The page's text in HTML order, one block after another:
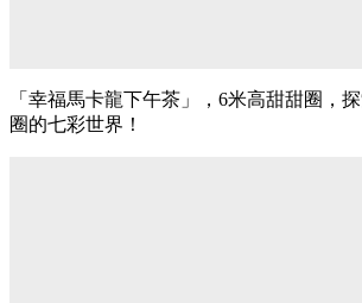
「幸福馬卡龍下午茶」，6米高甜甜圈，
圈的七彩世界！